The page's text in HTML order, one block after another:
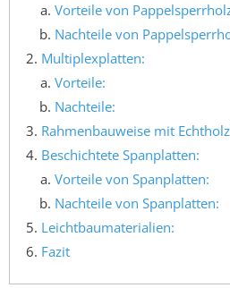
Vorteile von
Nachteile von
Multiplexplatten:
Vorteile:
Nachteile:
Rahmenbauweise mit
Beschichtete Spanplatten:
Vorteile von Spanplatten:
Nachteile von Spanplatten:
Leichtbaumaterialien:
Fazit